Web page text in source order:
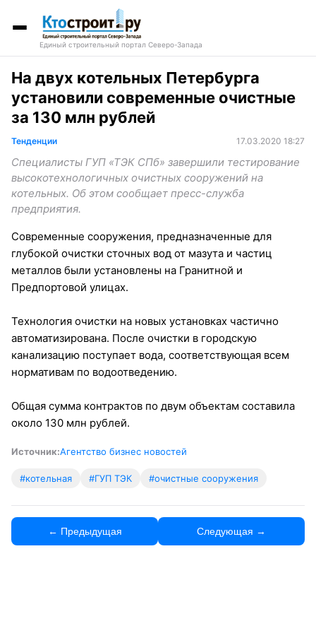
Единый строительный портал Северо-Запада
На двух котельных Петербурга
установили современные очистные
за 130 млн рублей
Тенденции 17.03.2020 18:27
Специалисты ГУП «ТЭК СПб» завершили тестирование
высокотехнологичных очистных сооружений на
котельных. Об этом сообщает пресс-служба
предприятия.
Современные сооружения, предназначенные для
глубокой очистки сточных вод от мазута и частиц
металлов были установлены на Гранитной и
Предпортовой улицах.
Технология очистки на новых установках частично
автоматизирована. После очистки в городскую
канализацию поступает вода, соответствующая всем
нормативам по водоотведению.
Общая сумма контрактов по двум объектам составила
около 130 млн рублей.
Источник:Агентство бизнес новостей
#котельная #ГУП ТЭК #очистные сооружения
← Предыдущая Следующая →